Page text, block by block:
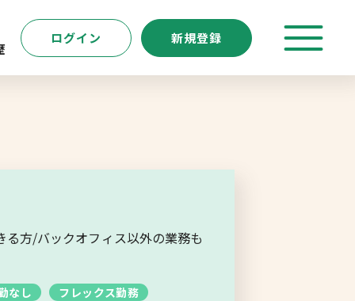
ログイン 新規登録
る方/バックオフィス以外の業務も
なし
フレックス勤務